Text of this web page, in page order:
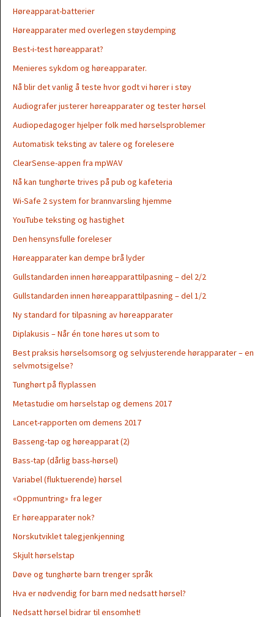
Høreapparat-batterier
Høreapparater med overlegen støydemping
Best-i-test høreapparat?
Menieres sykdom og høreapparater.
Nå blir det vanlig å teste hvor godt vi hører i støy
Audiografer justerer høreapparater og tester hørsel
Audiopedagoger hjelper folk med hørselsproblemer
Automatisk teksting av talere og forelesere
ClearSense-appen fra mpWAV
Nå kan tunghørte trives på pub og kafeteria
Wi-Safe 2 system for brannvarsling hjemme
YouTube teksting og hastighet
Den hensynsfulle foreleser
Høreapparater kan dempe brå lyder
Gullstandarden innen høreapparattilpasning – del 2/2
Gullstandarden innen høreapparattilpasning – del 1/2
Ny standard for tilpasning av høreapparater
Diplakusis – Når én tone høres ut som to
Best praksis hørselsomsorg og selvjusterende hørapparater – en
selvmotsigelse?
Tunghørt på flyplassen
Metastudie om hørselstap og demens 2017
Lancet-rapporten om demens 2017
Basseng-tap og høreapparat (2)
Bass-tap (dårlig bass-hørsel)
Variabel (fluktuerende) hørsel
«Oppmuntring» fra leger
Er høreapparater nok?
Norskutviklet talegjenkjenning
Skjult hørselstap
Døve og tunghørte barn trenger språk
Hva er nødvendig for barn med nedsatt hørsel?
Nedsatt hørsel bidrar til ensomhet!